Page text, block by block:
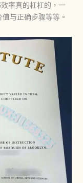
率真的杠杠的，一
与正确步骤等等。